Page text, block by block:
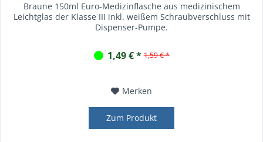
Braune 150ml Euro-Medizinflasche aus medizinischem
Leichtglas der Klasse III inkl. weißem Schraubverschluss mit
Dispenser-Pumpe.
1,49 € * 1,59 € *
Merken
Zum Produkt